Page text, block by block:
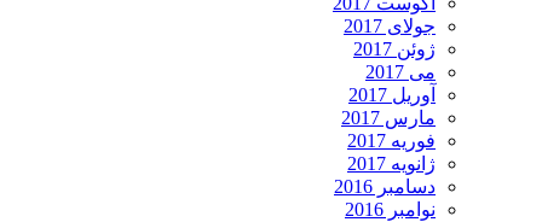
جولای 2017
ژوئن 2017
می 2017
آوریل 2017
مارس 2017
فوریه 2017
ژانویه 2017
دسامبر 2016
نوامبر 2016